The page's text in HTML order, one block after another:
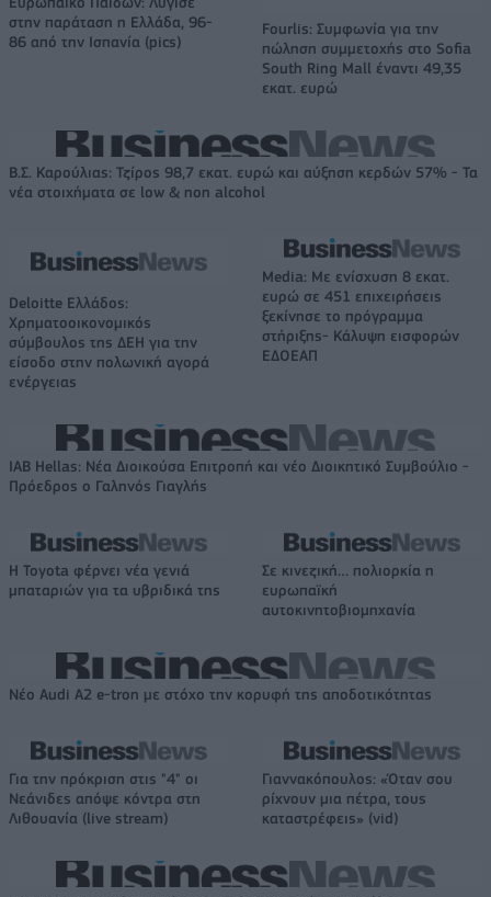
στην παράταση η Ελλάδα, 96-
86 από την Ισπανία (pics)
Fourlis: Συμφωνία για την
πώληση συμμετοχής στο Sofia
South Ring Mall έναντι 49,35
εκατ. ευρώ
Β.Σ. Καρούλιας: Τζίρος 98,7 εκατ. ευρώ και αύξηση κερδών 57% - Τα
νέα στοιχήματα σε low & non alcohol
Deloitte Ελλάδος:
Χρηματοοικονομικός
σύμβουλος της ΔΕΗ για την
είσοδο στην πολωνική αγορά
ενέργειας
Media: Με ενίσχυση 8 εκατ.
ευρώ σε 451 επιχειρήσεις
ξεκίνησε το πρόγραμμα
στήριξης- Κάλυψη εισφορών
ΕΔΟΕΑΠ
IAB Hellas: Νέα Διοικούσα Επιτροπή και νέο Διοικητικό Συμβούλιο -
Πρόεδρος ο Γαληνός Γιαγλής
Η Toyota φέρνει νέα γενιά
μπαταριών για τα υβριδικά της
Σε κινεζική… πολιορκία η
ευρωπαϊκή
αυτοκινητοβιομηχανία
Νέο Audi A2 e-tron με στόχο την κορυφή της αποδοτικότητας
Για την πρόκριση στις "4" οι
Νεάνιδες απόψε κόντρα στη
Λιθουανία (live stream)
Γιαννακόπουλος: «Όταν σου
ρίχνουν μια πέτρα, τους
καταστρέφεις» (vid)